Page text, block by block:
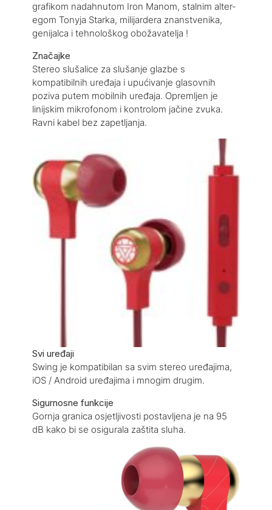
grafikom nadahnutom Iron Manom, stalnim alter-
egom Tonyja Starka, milijardera znanstvenika,
genijalca i tehnološkog obožavatelja !
Značajke
Stereo slušalice za slušanje glazbe s
kompatibilnih uređaja i upućivanje glasovnih
poziva putem mobilnih uređaja. Opremljen je
linijskim mikrofonom i kontrolom jačine zvuka.
Ravni kabel bez zapetljanja.
Svi uređaji
Swing je kompatibilan sa svim stereo uređajima,
iOS / Android uređajima i mnogim drugim.
Sigurnosne funkcije
Gornja granica osjetljivosti postavljena je na 95
dB kako bi se osigurala zaštita sluha.